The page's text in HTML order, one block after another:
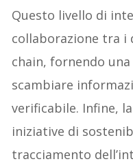
Questo livello di
collaborazione tra
chain, fornendo
scambiare
verificabile. Infine,
iniziative di
tracciamento